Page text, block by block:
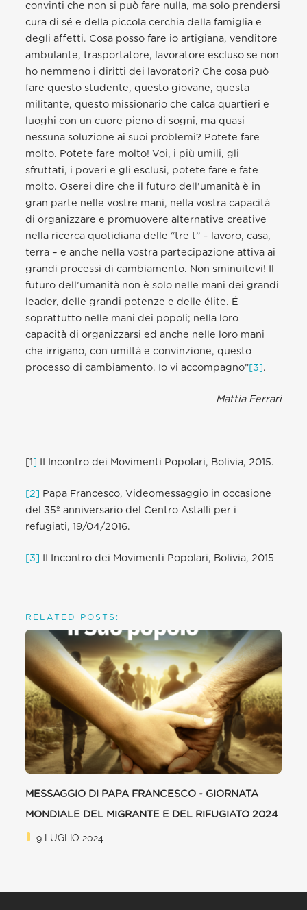
convinti che non si può fare nulla, ma solo prendersi
cura di sé e della piccola cerchia della famiglia e
degli affetti. Cosa posso fare io artigiana, venditore
ambulante, trasportatore, lavoratore escluso se non
ho nemmeno i diritti dei lavoratori? Che cosa può
fare questo studente, questo giovane, questa
militante, questo missionario che calca quartieri e
luoghi con un cuore pieno di sogni, ma quasi
nessuna soluzione ai suoi problemi? Potete fare
molto. Potete fare molto! Voi, i più umili, gli
sfruttati, i poveri e gli esclusi, potete fare e fate
molto. Oserei dire che il futuro dell’umanità è in
gran parte nelle vostre mani, nella vostra capacità
di organizzare e promuovere alternative creative
nella ricerca quotidiana delle “tre t” – lavoro, casa,
terra – e anche nella vostra partecipazione attiva ai
grandi processi di cambiamento. Non sminuitevi! Il
futuro dell’umanità non è solo nelle mani dei grandi
leader, delle grandi potenze e delle élite. É
soprattutto nelle mani dei popoli; nella loro
capacità di organizzarsi ed anche nelle loro mani
che irrigano, con umiltà e convinzione, questo
processo di cambiamento. Io vi accompagno”[3] .
Mattia Ferrari
[1 ] II Incontro dei Movimenti Popolari, Bolivia, 2015.
[2] Papa Francesco, Videomessaggio in occasione
del 35º anniversario del Centro Astalli per i
refugiati, 19/04/2016.
[3] II Incontro dei Movimenti Popolari, Bolivia, 2015
RELATED POSTS:
MESSAGGIO DI PAPA FRANCESCO - GIORNATA
MONDIALE DEL MIGRANTE E DEL RIFUGIATO 2024
9 LUGLIO 2024